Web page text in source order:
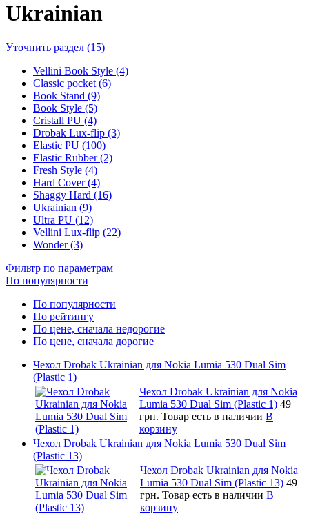
Ukrainian
Уточнить раздел (15)
Vellini Book Style (4)
Classic pocket (6)
Book Stand (9)
Book Style (5)
Cristall PU (4)
Drobak Lux-flip (3)
Elastic PU (100)
Elastic Rubber (2)
Fresh Style (4)
Hard Cover (4)
Shaggy Hard (16)
Ukrainian (9)
Ultra PU (12)
Vellini Lux-flip (22)
Wonder (3)
Фильтр по параметрам
По популярности
По популярности
По рейтингу
По цене, сначала недорогие
По цене, сначала дорогие
Чехол Drobak Ukrainian для Nokia Lumia 530 Dual Sim
(Plastic 1)
Чехол Drobak Ukrainian для Nokia
Lumia 530 Dual Sim (Plastic 1) 49
грн. Товар есть в наличии В
корзину
Чехол Drobak Ukrainian для Nokia Lumia 530 Dual Sim
(Plastic 13)
Чехол Drobak Ukrainian для Nokia
Lumia 530 Dual Sim (Plastic 13) 49
грн. Товар есть в наличии В
корзину